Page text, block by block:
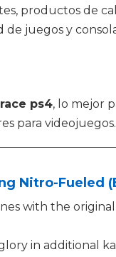
productos de
juegos y
ps4, lo mejor
para videojuegos.
Nitro-Fueled
with the original
in additional